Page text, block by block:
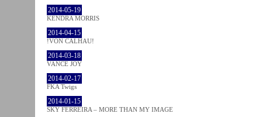
2014-05-19
KENDRA MORRIS
2014-04-15
!VON CALHAU!
2014-03-18
VANCE JOY
2014-02-17
FKA Twigs
2014-01-15
SKY FERREIRA – MORE THAN MY IMAGE